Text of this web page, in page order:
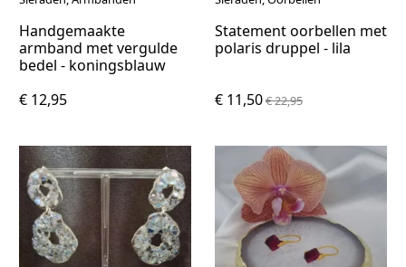
Handgemaakte
armband met vergulde
bedel - koningsblauw
€ 12,95
Statement oorbellen met
polaris druppel - lila
€ 11,50€ 22,95